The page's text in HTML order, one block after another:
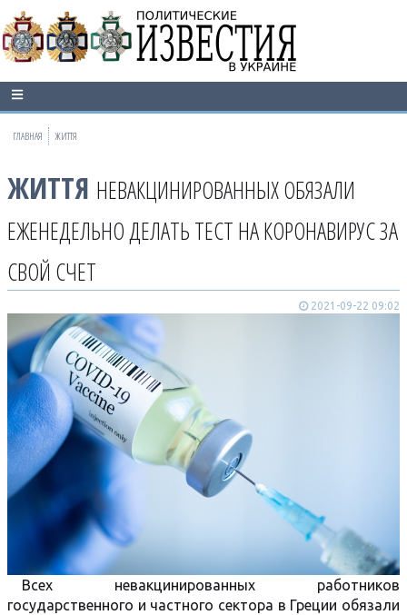
ГЛАВНАЯ ЖИТТЯ
ЖИТТЯ НЕВАКЦИНИРОВАННЫХ ОБЯЗАЛИ
ЕЖЕНЕДЕЛЬНО ДЕЛАТЬ ТЕСТ НА КОРОНАВИРУС ЗА
СВОЙ СЧЕТ
2021-09-22 09:02
Всех невакцинированных работников
государственного и частного сектора в Греции обязали